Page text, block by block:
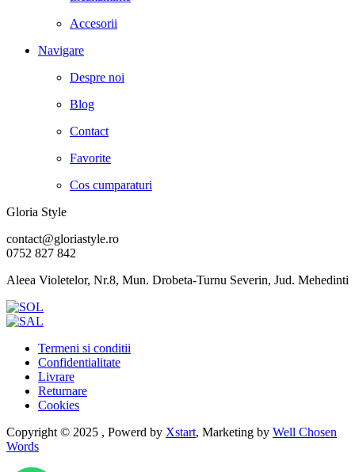
Accesorii
Navigare
Despre noi
Blog
Contact
Favorite
Cos cumparaturi
Gloria Style
contact@gloriastyle.ro
0752 827 842
Aleea Violetelor, Nr.8, Mun. Drobeta-Turnu Severin, Jud. Mehedinti
Termeni si conditii
Confidentialitate
Livrare
Returnare
Cookies
Copyright © 2025 , Powerd by Xstart, Marketing by Well Chosen
Words